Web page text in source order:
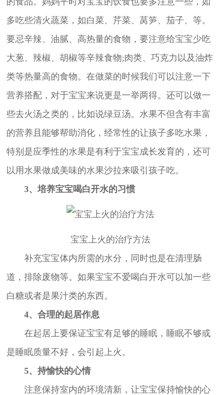
多吃些清火蔬菜，如白菜、芹菜、莴笋、茄子、等。
要忌辛辣、油腻、高热量的食物，要注意给宝宝少吃
大葱、辣椒、胡椒等辛辣食物;肉类、巧克力以及油炸
类等热量高的食物。在做菜的时候我们可以注意一下
营养搭配，对于宝宝来说更是一举两得。还可以做一
些去火汤之类的，比如说绿豆汤。水果不但含有丰富
的营养且能够帮助消化，经常性的让孩子多吃水果，
特别是应季性的水果是有利于宝宝成长发育的，还可
以用水果做成美味的水果沙拉来吸引孩子吃。
3、培养宝宝喝白开水的习惯
宝宝上火的治疗方法
补充宝宝体内所需的水分，同时也是在清理肠
道，排除废物等。如果宝宝不爱喝白开水可以加一些
白糖或者是果汁类的东西。
4、合理的起居作息
在起居上要保证宝宝有足够的睡眠，睡眠不够或
是睡眠质量不好，会引起上火。
5、持愉快的心情
注意保持室内的环境清新，让宝宝保持愉快的心